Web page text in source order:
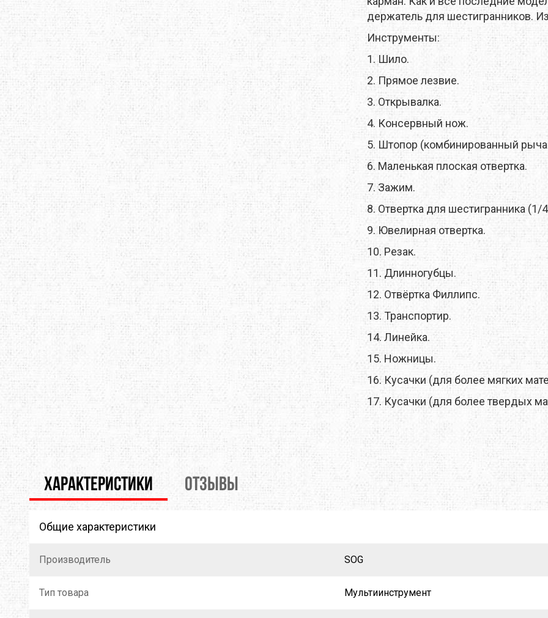
LURBEL LYNX M-TOUR MSR
MAMMUT MARMOT MCNETT MORA
MUNKEES NALGENE NEW BALANCE NIKWAX
OPTIMUS OSPREY
PRANA PRIMUS PROTEUS RAB
ROCK EMPIRE STS SALEWA SALOMON
SCHOEFFEL SEA TO SUMMIT SEAL LINE SIERRA DESIGNS
SIREX SLAVNA STRAVA SNOW PEAK SO-FI SOTO
TSL TASMANIAN TIGER TATONKA
TERRA INCOGNITA THE NORTH FACE THERM-A-REST
THERMOPAD TOKO TOTEM TRAMP
TREKMATES TREZETA TRIBE
VANGO
WARMPEACE WILDO X-BIONIC X-SOCKS Y&Y
БАРНАУЛ ГРЕЛО4КА
ИЗОЛОН КРОК МУЛЬТИСПОРТ ТЕКСМА
держатель для шестигранников.
Инструменты:
1. Шило.
2. Прямое лезвие.
3. Открывалка.
4. Консервный нож.
5. Штопор (комбинированный
6. Маленькая плоская отвертка.
7. Зажим.
8. Отвертка для шестигранника
9. Ювелирная отвертка.
10. Резак.
11. Длинногубцы.
12. Отвёртка Филлипс.
13. Транспортир.
14. Линейка.
15. Ножницы.
16. Кусачки (для более мягких
17. Кусачки (для более твердых
ХАРАКТЕРИСТИКИ ОТЗЫВЫ
Общие характеристики
Производитель SOG
Тип товара Мультиинструмент